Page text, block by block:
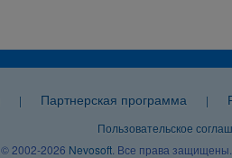
| Партнерская программа |
Пользовательское
© 2002-2026 Nevosoft . Все права защищены